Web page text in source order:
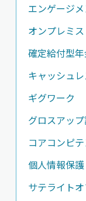
エンゲージ
オンプレミス
確定給付型
キャッシュレ
ギグワーク
グロスアッ
コアコンピ
個人情報保護
サテライト